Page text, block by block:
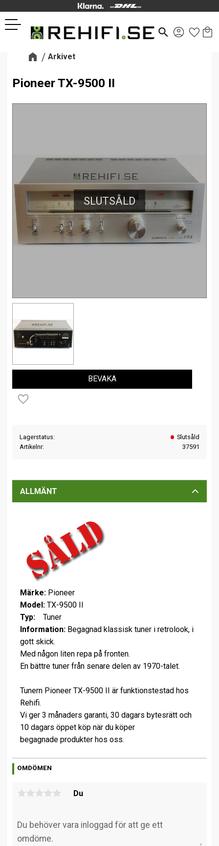
Meny
search
Arkivet
Pioneer TX-9500 II
SLUTSÅLD
Lägg till i favoriter
BEVAKA
Lagerstatus
Slutsåld
Artikelnr
37591
ALLMÄNT
Märke: Pioneer
Model: TX-9500 II
Typ:
Tuner
Information: Begagnad klassisk tuner i retrolook, i
gott skick.
Med någon liten repa på fronten.
En bättre tuner från senare delen av 1970-talet.
Tunern Pioneer TX-9500 II är funktionstestad hos
Rehifi.
Vi ger 3 månaders garanti, 30 dagars bytesrätt och
10 dagars öppet köp när du köper
begagnade produkter hos oss.
OMDÖMEN
Du